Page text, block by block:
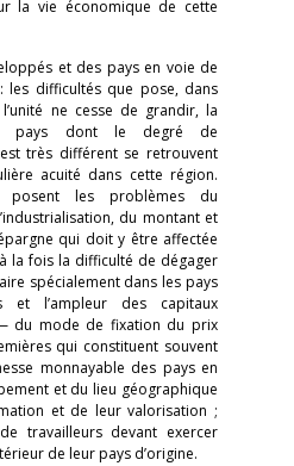
la vie économique de cette
et des pays en voie de
les difficultés que pose, dans
ne cesse de grandir, la
pays dont le degré de
très différent se retrouvent
acuité dans cette région.
posent les problèmes du
du montant et
qui doit y être affectée
la fois la difficulté de dégager
spécialement dans les pays
et l’ampleur des capitaux
du mode de fixation du prix
qui constituent souvent
monnayable des pays en
et du lieu géographique
et de leur valorisation ;
travailleurs devant exercer
de leur pays d’origine.